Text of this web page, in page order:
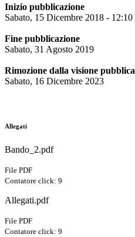
Inizio pubblicazione
Sabato, 15 Dicembre 2018 - 12:10
Fine pubblicazione
Sabato, 31 Agosto 2019
Rimozione dalla visione pubblica
Sabato, 16 Dicembre 2023
Allegati
Bando_2.pdf
File PDF
Contatore click: 9
Allegati.pdf
File PDF
Contatore click: 9